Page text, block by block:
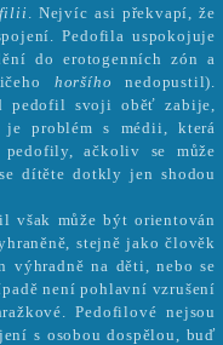
. Nejvíc asi překvapí, že
Pedofila uspokojuje
do erotogenních zón a
horšího nedopustil).
pedofil svoji oběť zabije,
problém s médii, která
ačkoliv se může
dítěte dotkly jen shodou
však může být orientován
stejně jako člověk
výhradně na děti, nebo se
není pohlavní vzrušení
Pedofilové nejsou
s osobou dospělou, buď